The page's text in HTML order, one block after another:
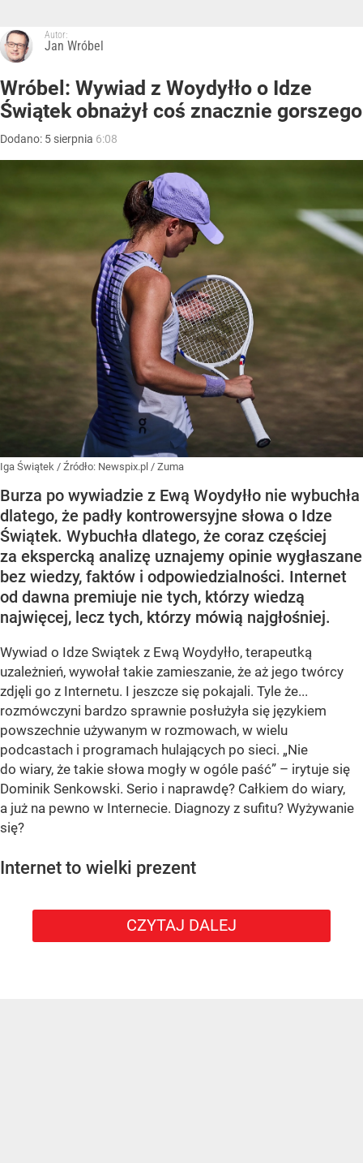
Autor:
Jan Wróbel
Wróbel: Wywiad z Woydyłło o Idze
Świątek obnażył coś znacznie gorszego
Dodano: 5 sierpnia 6:08
Iga Świątek / Źródło: Newspix.pl / Zuma
Burza po wywiadzie z Ewą Woydyłło nie wybuchła
dlatego, że padły kontrowersyjne słowa o Idze
Świątek. Wybuchła dlatego, że coraz częściej
za ekspercką analizę uznajemy opinie wygłaszane
bez wiedzy, faktów i odpowiedzialności. Internet
od dawna premiuje nie tych, którzy wiedzą
najwięcej, lecz tych, którzy mówią najgłośniej.
Wywiad o Idze Swiątek z Ewą Woydyłło, terapeutką
uzależnień, wywołał takie zamieszanie, że aż jego twórcy
zdjęli go z Internetu. I jeszcze się pokajali. Tyle że...
rozmówczyni bardzo sprawnie posłużyła się językiem
powszechnie używanym w rozmowach, w wielu
podcastach i programach hulających po sieci. „Nie
do wiary, że takie słowa mogły w ogóle paść” – irytuje się
Dominik Senkowski. Serio i naprawdę? Całkiem do wiary,
a już na pewno w Internecie. Diagnozy z sufitu? Wyżywanie
się?
Internet to wielki prezent
CZYTAJ DALEJ